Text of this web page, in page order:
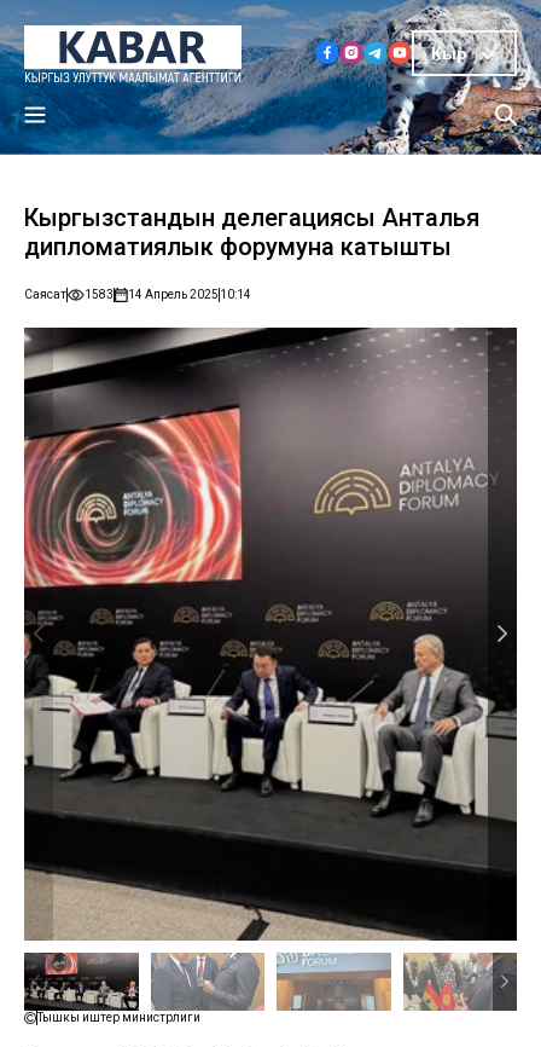
Кыр
Кыргызстандын делегациясы Анталья
дипломатиялык форумуна катышты
Саясат 1583 14 Апрель 2025 10:14
Тышкы иштер министрлиги